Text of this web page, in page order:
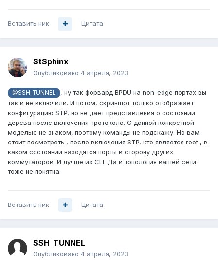
Вставить ник Цитата
StSphinx
Опубликовано 4 апреля, 2023
@SSH_TUNNEL
, ну так форвард BPDU на non-edge портах вы
так и не включили. И потом, скриншот только отображает
конфигурацию STP, но не дает представления о состоянии
дерева после включения протокола. С данной конкретной
моделью не знаком, поэтому команды не подскажу. Но вам
стоит посмотреть , после включения STP, кто является root , в
каком состоянии находятся порты в сторону других
коммутаторов. И лучше из CLI. Да и топология вашей сети
тоже не понятна.
Вставить ник Цитата
SSH_TUNNEL
Опубликовано 4 апреля, 2023